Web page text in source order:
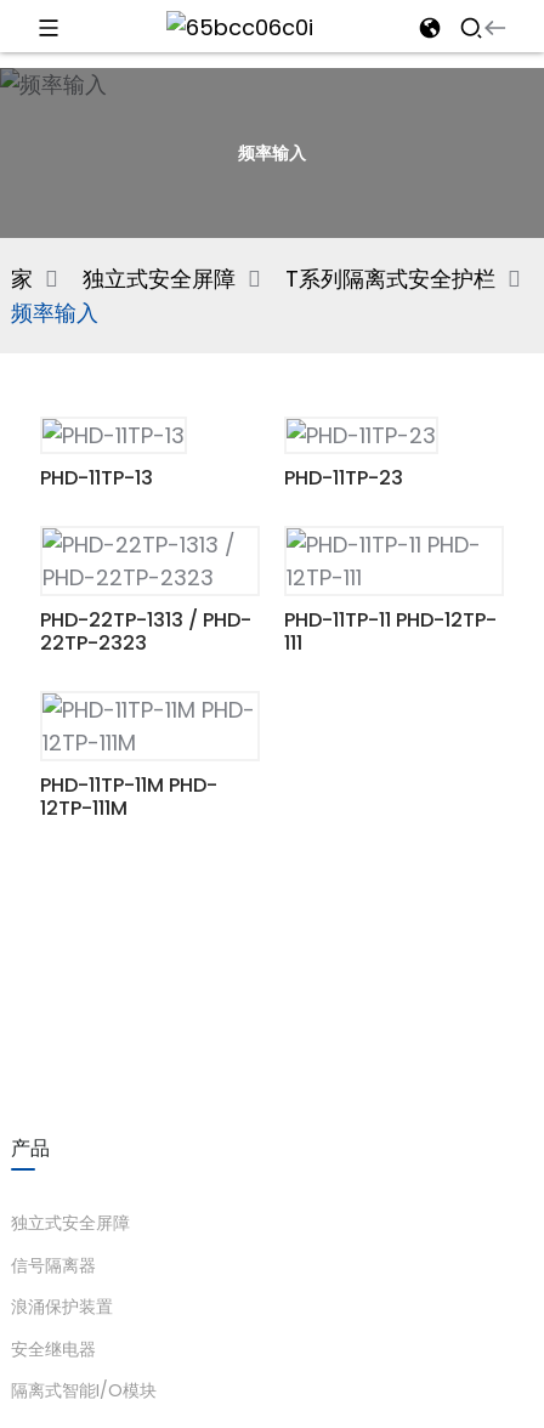
频率输入
家 独立式安全屏障
T系列隔离式安全护栏
频率输入
PHD-11TP-13 PHD-11TP-23
PHD-22TP-1313 / PHD-
22TP-2323
PHD-11TP-11 PHD-12TP-
111
PHD-11TP-11M PHD-
12TP-111M
产品
独立式安全屏障
信号隔离器
浪涌保护装置
安全继电器
隔离式智能I/O模块